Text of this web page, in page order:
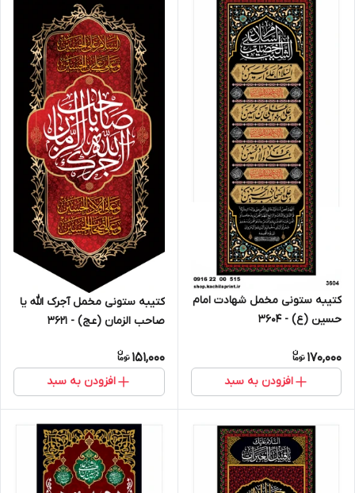
کتیبه ستونی مخمل شهادت امام
حسین (ع) - 3604
170,000
افزودن به سبد
کتیبه ستونی مخمل آجرک الله یا
صاحب الزمان (عج) - 3621
151,000
افزودن به سبد